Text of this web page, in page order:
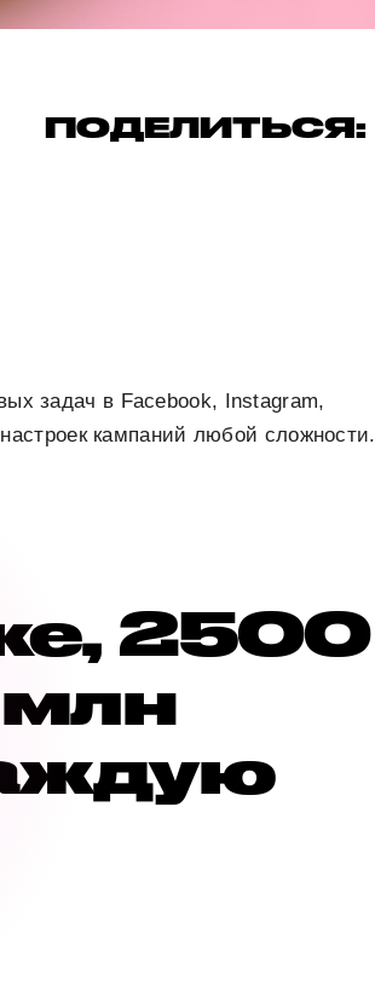
ПОДЕЛИТЬСЯ:
задач в Facebook, Instagram,
кампаний любой сложности.
2500
млн